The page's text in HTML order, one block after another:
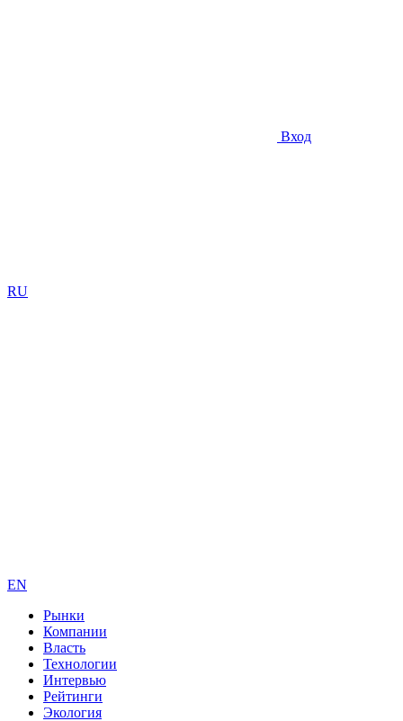
Вход
RU
EN
Рынки
Компании
Власть
Технологии
Интервью
Рейтинги
Экология